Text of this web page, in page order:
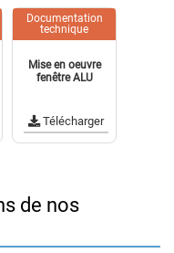
Documentation
technique
Mise en oeuvre
fenêtre ALU
Télécharger
de nos